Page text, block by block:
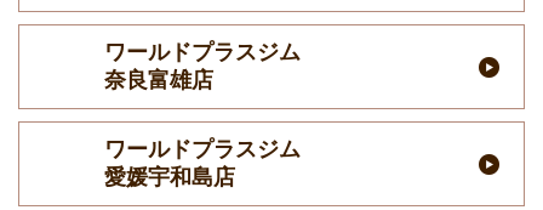
ワールドプラスジム
奈良富雄店
ワールドプラスジム
愛媛宇和島店